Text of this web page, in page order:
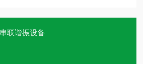
联谐振设备